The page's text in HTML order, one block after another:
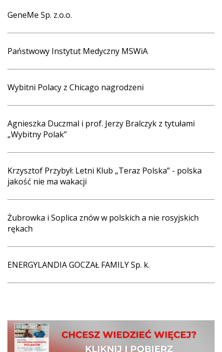
GeneMe Sp. z.o.o.
Państwowy Instytut Medyczny MSWiA
Wybitni Polacy z Chicago nagrodzeni
Agnieszka Duczmal i prof. Jerzy Bralczyk z tytułami
„Wybitny Polak”
Krzysztof Przybył: Letni Klub „Teraz Polska” - polska
jakość nie ma wakacji
Żubrowka i Soplica znów w polskich a nie rosyjskich
rękach
ENERGYLANDIA GOCZAŁ FAMILY Sp. k.